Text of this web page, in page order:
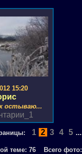
15:20
остываю...
1 2 3 4 5 ...
теме: 76Всего фото: